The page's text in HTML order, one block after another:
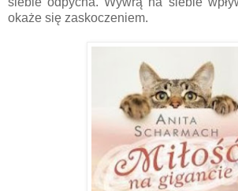
okaże się zaskoczeniem.